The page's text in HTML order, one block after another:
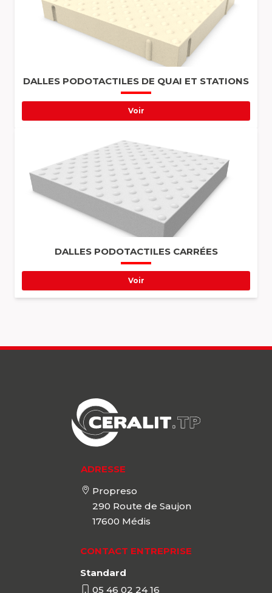
DALLES PODOTACTILES DE QUAI ET STATIONS
Voir
DALLES PODOTACTILES CARRÉES
Voir
ADRESSE
Propreso
290 Route de Saujon
17600 Médis
CONTACT ENTREPRISE
Standard
05 46 02 24 16